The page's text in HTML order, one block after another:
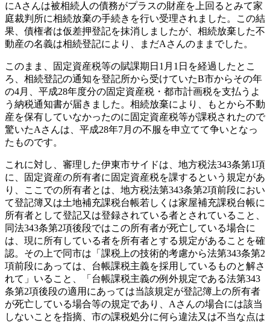
にAさんは被相続人の債務がプラスの財産を上回るとみて家
庭裁判所に相続放棄の手続きを行い受理されました。この結
果、債権者は仮差押登記を抹消しましたが、相続放棄した不
動産の名義は相続登記により、まだAさんのままでした。
このまま、固定資産税等の賦課期日1月1日を経過したとこ
ろ、相続登記の通知を登記所から受けていたB市からその年
の4月、平成28年度分の固定資産税・都市計画税を支払うよ
う納税通知書が届きました。相続放棄により、もとから不動
産を保有していなかったのに固定資産税等が課税されたので
驚いたAさんは、平成28年7月の不服を申立てて争いとなっ
たものです。
これに対し、審理した伊東市サイドは、地方税法343条第1項
に、固定資産の所有者に固定資産税を課するという規定があ
り、ここでの所有者とは、地方税法第343条第2項前段におい
て登記簿又は土地補充課税台帳若しくは家屋補充課税台帳に
所有者として登記又は登録されている者とされていること、
同法343条第2項後段ではこの所有者が死亡している場合に
は、現に所有している者を所有者とする規定があることを確
認。その上で同市は「課税上の技術的考慮から法第343条第2
項前段にあっては、台帳課税主義を採用しているものと解さ
れて」いること、「台帳課税主義の例外規定である法第343
条第2項後段の適用にあっては当該規定が登記簿上の所有者
が死亡している場合等の規定であり、Aさんの場合には該当
しないことを指摘、市の課税処分に何ら違法又は不当な点は